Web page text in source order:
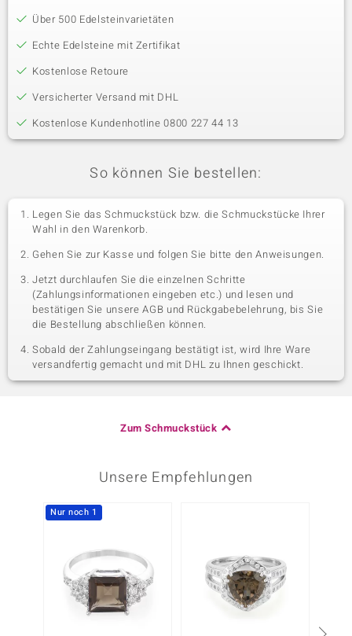
Über 500 Edelsteinvarietäten
Echte Edelsteine mit Zertifikat
Kostenlose Retoure
Versicherter Versand mit DHL
Kostenlose Kundenhotline 0800 227 44 13
So können Sie bestellen:
Legen Sie das Schmuckstück bzw. die Schmuckstücke Ihrer
Wahl in den Warenkorb.
Gehen Sie zur Kasse und folgen Sie bitte den Anweisungen.
Jetzt durchlaufen Sie die einzelnen Schritte
(Zahlungsinformationen eingeben etc.) und lesen und
bestätigen Sie unsere AGB und Rückgabebelehrung, bis Sie
die Bestellung abschließen können.
Sobald der Zahlungseingang bestätigt ist, wird Ihre Ware
versandfertig gemacht und mit DHL zu Ihnen geschickt.
Zum Schmuckstück
Unsere Empfehlungen
Nur noch 1